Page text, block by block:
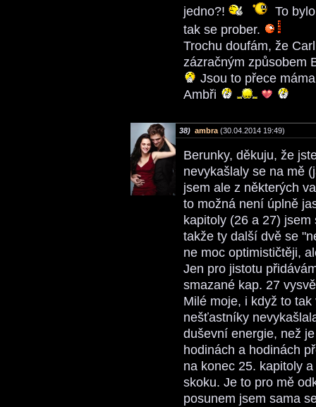
jedno?!
To
tak se prober.
Trochu doufám, že
zázračným způsobem
Jsou to přece
Ambři
38) ambra (30.04.2014 19:49)
Berunky, děkuju, že
nevykašlaly se na mě
jsem ale z některých
to možná není úplně
kapitoly (26 a 27)
takže ty další dvě se
ne moc optimističtěji,
Jen pro jistotu
smazané kap. 27
Milé moje, i když to
nešťastníky
duševní energie, než
hodinách a hodinách
na konec 25. kapitoly
skoku. Je to pro mě
posunem jsem sama